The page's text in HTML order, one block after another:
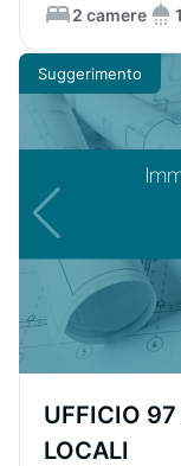
2 camere
Suggerimento
UFFICIO
LOCALI